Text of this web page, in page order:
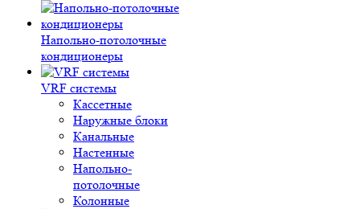
Напольно-потолочные
кондиционеры
VRF системы
Кассетные
Наружные блоки
Канальные
Настенные
Напольно-
потолочные
Колонные